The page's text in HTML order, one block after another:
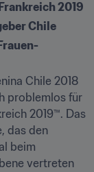
2019
Chile
Chile 2018
problemlos für
2019™. Das
das den
beim
vertreten